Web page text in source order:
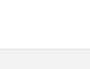
ードを取得する必要があり